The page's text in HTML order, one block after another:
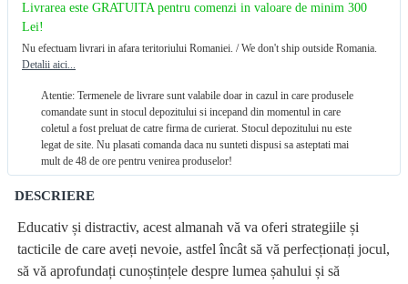
Livrarea este GRATUITA pentru comenzi in valoare de minim 300
Lei!
Nu efectuam livrari in afara teritoriului Romaniei. / We don't ship outside Romania.
Detalii aici...
Atentie: Termenele de livrare sunt valabile doar in cazul in care produsele
comandate sunt in stocul depozitului si incepand din momentul in care
coletul a fost preluat de catre firma de curierat. Stocul depozitului nu este
legat de site. Nu plasati comanda daca nu sunteti dispusi sa asteptati mai
mult de 48 de ore pentru venirea produselor!
DESCRIERE
Educativ și distractiv, acest almanah vă va oferi strategiile și
tacticile de care aveți nevoie, astfel încât să vă perfecționați jocul,
să vă aprofundați cunoștințele despre lumea șahului și să